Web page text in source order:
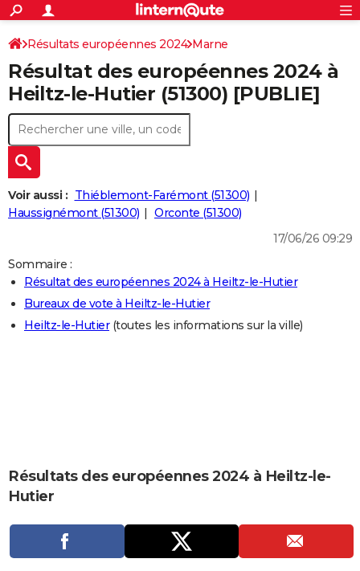
ACTUALITÉS
Politique
Société
Faits Divers
Education
Monde
Villes
+
SPORT
Coupe du monde 2026
Football
Tennis
Cyclisme
Rugby
Forum
CULTURE
Programme TV
TNT
Streaming
Cinéma
Sorties cinéma
Musique
+
FINANCE
Retraite
Impôts
Epargne
Immobilier
Risques naturels par ville
Banque
Assurance
Crédit
AUTO
Essais
Réserver un essai
Citadines
Berlines
SUV
Forum auto
+
HIGH-TECH
Mobiles
Meilleur smartphone
Internet
Ordinateurs
Jeux vidéo
Guide high-tech
+
BRICOLAGE
Guides de France
Escapades
Patrimoine
Expositions
Musées
Week-end nature
LIFESTYLE
Art de vivre
Bien-être
Loisirs
Mode
Modes de vie
CARTE DE VOEUX
Carte de Noël
Carte Bonne année
Carte Saint-Valentin
Carte Pâques
Carte d'anniversaire
Dictionnaire
Biographies
Expressions
Proverbes
PROGRAMME TV
S'inscrire
Connexion
Résultats européennes 2024 Marne
Résultat des européennes 2024 à
Heiltz-le-Hutier (51300) [PUBLIE]
Voir aussi : Thiéblemont-Farémont (51300)
Haussignémont (51300)
Orconte (51300)
17/06/26 09:29
Sommaire :
Résultat des européennes 2024 à Heiltz-le-Hutier
Bureaux de vote à Heiltz-le-Hutier
Heiltz-le-Hutier(toutes les informations sur la ville)
Résultats des européennes 2024 à Heiltz-le-
Hutier